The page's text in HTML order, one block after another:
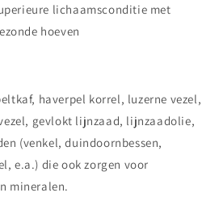
lichaamsconditie met
hoeven
haverpel korrel, luzerne vezel,
gevlokt lijnzaad, lijnzaadolie,
(venkel, duindoornbessen,
e.a.) die ook zorgen voor
mineralen.